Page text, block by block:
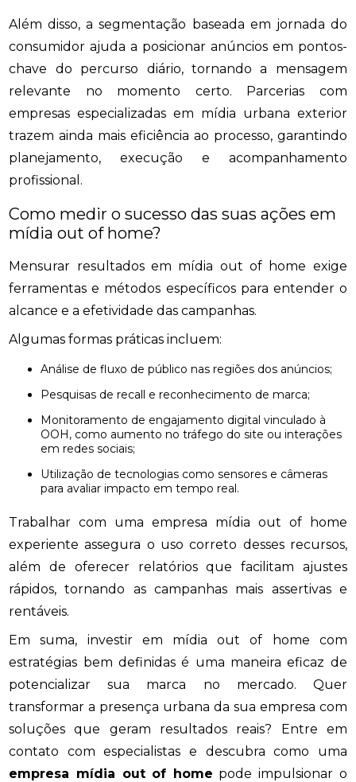
Além disso, a segmentação baseada em jornada do
consumidor ajuda a posicionar anúncios em pontos-
chave do percurso diário, tornando a mensagem
relevante no momento certo. Parcerias com
empresas especializadas em mídia urbana exterior
trazem ainda mais eficiência ao processo, garantindo
planejamento, execução e acompanhamento
profissional.
Como medir o sucesso das suas ações em
mídia out of home?
Mensurar resultados em mídia out of home exige
ferramentas e métodos específicos para entender o
alcance e a efetividade das campanhas.
Algumas formas práticas incluem:
Análise de fluxo de público nas regiões dos anúncios;
Pesquisas de recall e reconhecimento de marca;
Monitoramento de engajamento digital vinculado à
OOH, como aumento no tráfego do site ou interações
em redes sociais;
Utilização de tecnologias como sensores e câmeras
para avaliar impacto em tempo real.
Trabalhar com uma empresa mídia out of home
experiente assegura o uso correto desses recursos,
além de oferecer relatórios que facilitam ajustes
rápidos, tornando as campanhas mais assertivas e
rentáveis.
Em suma, investir em mídia out of home com
estratégias bem definidas é uma maneira eficaz de
potencializar sua marca no mercado. Quer
transformar a presença urbana da sua empresa com
soluções que geram resultados reais? Entre em
contato com especialistas e descubra como uma
empresa mídia out of home pode impulsionar o